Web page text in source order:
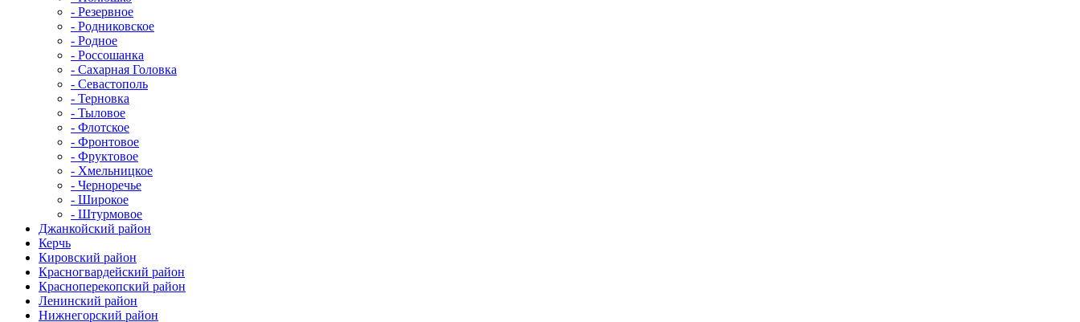
- Резервное
- Родниковское
- Родное
- Россошанка
- Сахарная Головка
- Севастополь
- Терновка
- Тыловое
- Флотское
- Фронтовое
- Фруктовое
- Хмельницкое
- Черноречье
- Широкое
- Штурмовое
Джанкойский район
Керчь
Кировский район
Красногвардейский район
Красноперекопский район
Ленинский район
Нижнегорский район